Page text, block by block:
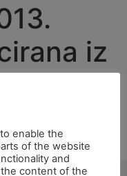
iz
iz EU programa
enable the
of the website
and
content of the